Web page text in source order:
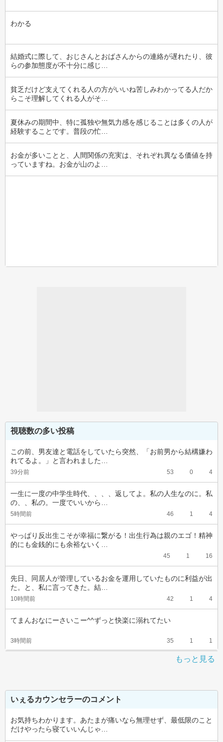
わかる
結婚式に際して、おじさんとおばさんからの連絡が遅れたり、彼
らの参加態度が不十分に感じ…
貧乏だけど支えてくれる人の方がいいね苦しみわかってる人だか
らこそ理解してくれる人がそ…
夏休みの期間中、特に孤独や無気力感を感じることは多くの人が
経験することです。普段の忙…
お金が多いことと、人間関係の充実は、それぞれ異なる価値を持
っていますね。お金が山のよ…
視聴数の多い投稿
この前、男友達と電話をしていたら突然、「お前男から結構嫌わ
れてるよ。」と言われました…
39分前 53 0 4
一生に一度の中学生時代、、、、返してよ。私の人生なのに。私
の、、私の。一度でいいから…
5時間前 46 1 4
やっぱり反出生こそが幸福に繋がる！出生行為は親のエゴ！精神
的にも金銭的にも余裕ないく…
45 1 16
先日、同居人が管理しているお金を運用していたものに利益が出
た。と、私に言ってきた。結…
10時間前 42 1 4
てまんおなにーさいこー^^ずっと快楽に溺れてたい
3時間前 35 1 1
もっと見る
いぇるカウンセラーのコメント
お気持ちわかります。あたまが痛いなら無理せず、最低限のこと
だけやったら寝ていいんじゃ…